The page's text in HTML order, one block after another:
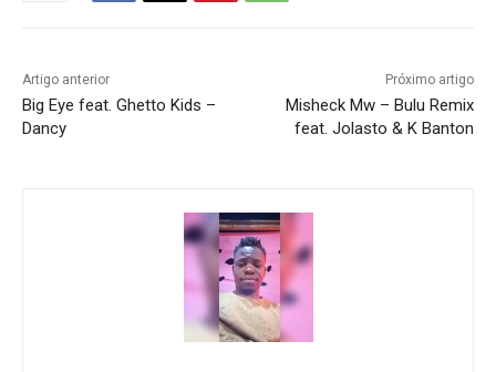
Artigo anterior
Big Eye feat. Ghetto Kids –
Dancy
Próximo artigo
Misheck Mw – Bulu Remix
feat. Jolasto & K Banton